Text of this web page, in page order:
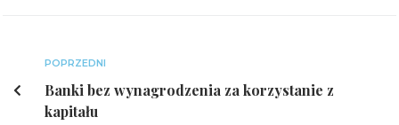
POPRZEDNI
Banki bez wynagrodzenia za korzystanie z
kapitału